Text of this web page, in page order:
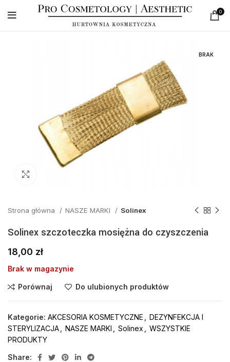
0
BRAK
Strona główna NASZE MARKI Solinex
Solinex szczoteczka mosiężna do czyszczenia
18,00 zł
Brak w magazynie
Porównaj Do ulubionych produktów
Kategorie: AKCESORIA KOSMETYCZNE
DEZYNFEKCJA I
STERYLIZACJA
NASZE MARKI Solinex
WSZYSTKIE
PRODUKTY
Share: